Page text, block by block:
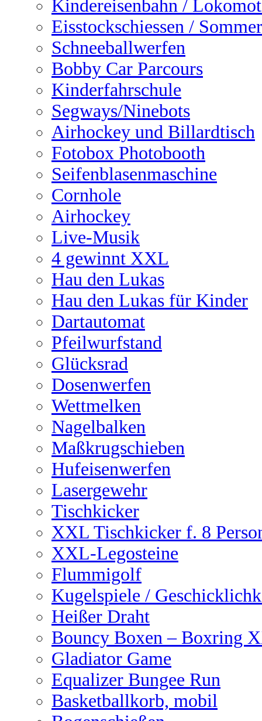
Kindereisenbahn /
Eisstockschiessen /
Schneeballwerfen
Bobby Car Parcours
Kinderfahrschule
Segways/Ninebots
Airhockey und Billardtisch
Fotobox Photobooth
Seifenblasenmaschine
Cornhole
Airhockey
Live-Musik
4 gewinnt XXL
Hau den Lukas
Hau den Lukas für Kinder
Dartautomat
Pfeilwurfstand
Glücksrad
Dosenwerfen
Wettmelken
Nagelbalken
Maßkrugschieben
Hufeisenwerfen
Lasergewehr
Tischkicker
XXL Tischkicker f. 8
XXL-Legosteine
Flummigolf
Kugelspiele /
Heißer Draht
Bouncy Boxen – Boxring
Gladiator Game
Equalizer Bungee Run
Basketballkorb, mobil